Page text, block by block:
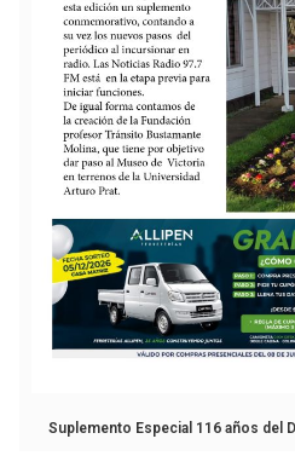
Suplemento Especial 116 años del